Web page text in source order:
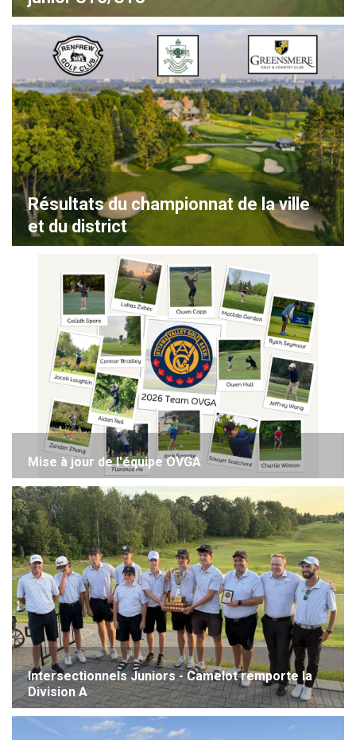
Résultats du championnat de la ville
et du district
Mise à jour de l'équipe OVGA
Intersectionnels Juniors - Camelot remporte la
Division A